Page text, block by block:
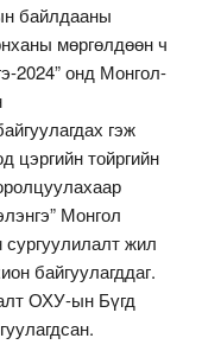
байлдааны
мөргөлдөөн ч
2024” онд Монгол-
гэж
цэргийн тойргийн
Монгол
жил
байгуулагддаг.
ОХУ-ын Бүгд